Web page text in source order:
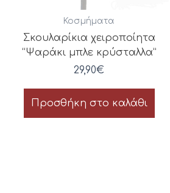
Κοσμήματα
Σκουλαρίκια χειροποίητα
“Ψαράκι μπλε κρύσταλλα”
29,90€
Προσθήκη στο καλάθι